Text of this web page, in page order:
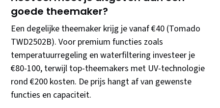
goede theemaker?
Een degelijke theemaker krijg je vanaf €40 (Tomado
TWD2502B). Voor premium functies zoals
temperatuurregeling en waterfiltering investeer je
€80-100, terwijl top-theemakers met UV-technologie
rond €200 kosten. De prijs hangt af van gewenste
functies en capaciteit.